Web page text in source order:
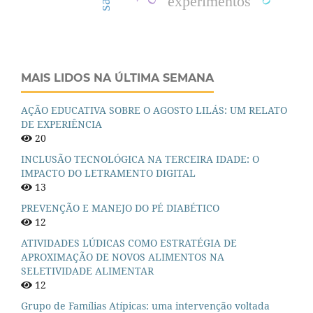
MAIS LIDOS NA ÚLTIMA SEMANA
AÇÃO EDUCATIVA SOBRE O AGOSTO LILÁS: UM RELATO
DE EXPERIÊNCIA
20
INCLUSÃO TECNOLÓGICA NA TERCEIRA IDADE: O
IMPACTO DO LETRAMENTO DIGITAL
13
PREVENÇÃO E MANEJO DO PÉ DIABÉTICO
12
ATIVIDADES LÚDICAS COMO ESTRATÉGIA DE
APROXIMAÇÃO DE NOVOS ALIMENTOS NA
SELETIVIDADE ALIMENTAR
12
Grupo de Famílias Atípicas: uma intervenção voltada